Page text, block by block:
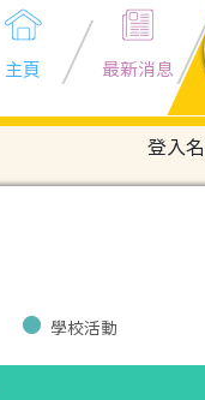
主頁 最新消息
登入
學校活動